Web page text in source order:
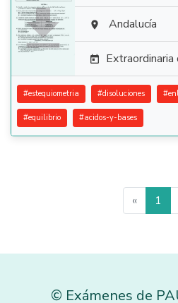
  Andalucía

#estequiometria #disoluciones #
#equilibrio #acidos-y-bases
« 1
© Exámenes de